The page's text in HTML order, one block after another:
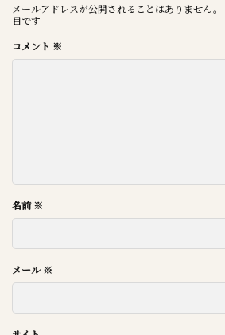
メールアドレスが公開されることはありません。
目です
コメント ※
名前※
メール※